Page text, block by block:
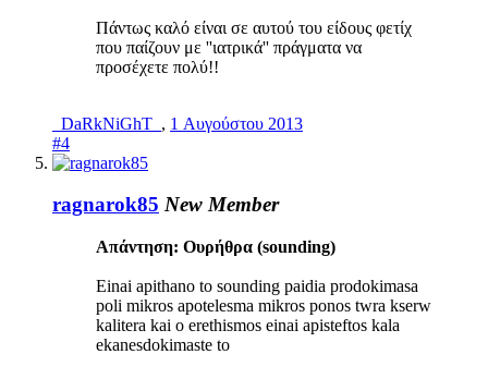
Πάντως καλό είναι σε αυτού του είδους φετίχ
που παίζουν με ''ιατρικά'' πράγματα να
προσέχετε πολύ!!
_DaRkNiGhT_ , 1 Αυγούστου 2013
#4
ragnarok85 New Member
Απάντηση: Ουρήθρα (sounding)
Einai apithano to sounding paidia prodokimasa
poli mikros apotelesma mikros ponos twra kserw
kalitera kai o erethismos einai apisteftos kala
ekanesdokimaste to